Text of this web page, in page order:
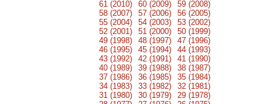
61 (2010)
60 (2009)
59 (2008)
58 (2007)
57 (2006)
56 (2005)
55 (2004)
54 (2003)
53 (2002)
52 (2001)
51 (2000)
50 (1999)
49 (1998)
48 (1997)
47 (1996)
46 (1995)
45 (1994)
44 (1993)
43 (1992)
42 (1991)
41 (1990)
40 (1989)
39 (1988)
38 (1987)
37 (1986)
36 (1985)
35 (1984)
34 (1983)
33 (1982)
32 (1981)
31 (1980)
30 (1979)
29 (1978)